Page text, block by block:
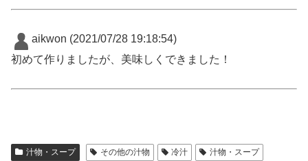
aikwon (2021/07/28 19:18:54)
初めて作りましたが、美味しくできました！
汁物・スープ その他の汁物 冷汁 汁物・スープ